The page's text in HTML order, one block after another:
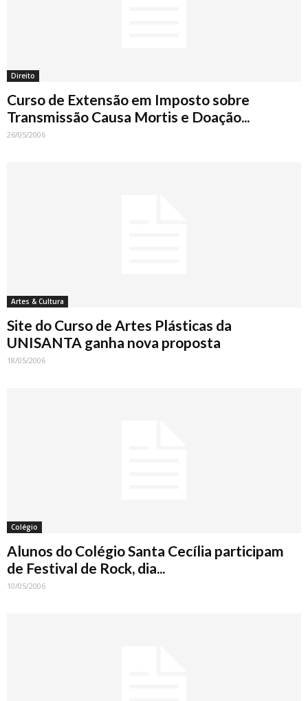
Direito
Curso de Extensão em Imposto sobre
Transmissão Causa Mortis e Doação...
26/05/2006
Artes & Cultura
Site do Curso de Artes Plásticas da
UNISANTA ganha nova proposta
18/05/2006
Colégio
Alunos do Colégio Santa Cecília participam
de Festival de Rock, dia...
10/05/2006